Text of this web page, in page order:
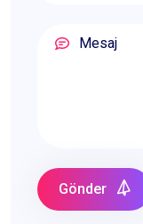
Gönder